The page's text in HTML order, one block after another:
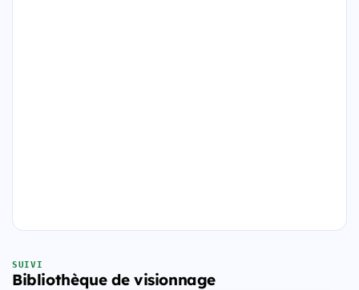
SUIVI
Bibliothèque de visionnage